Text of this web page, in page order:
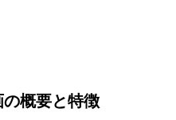
概要と特徴